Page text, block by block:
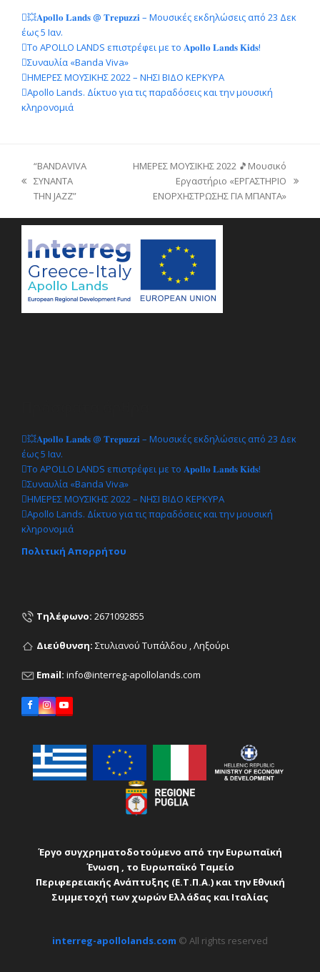
💥𝐀𝐩𝐨𝐥𝐥𝐨 𝐋𝐚𝐧𝐝𝐬 @ 𝐓𝐫𝐞𝐩𝐮𝐳𝐳𝐢 – Μουσικές εκδηλώσεις από 23 Δεκ
έως 5 Ιαν.
Το APOLLO LANDS επιστρέφει με το 𝐀𝐩𝐨𝐥𝐥𝐨 𝐋𝐚𝐧𝐝𝐬 𝐊𝐢𝐝𝐬!
Συναυλία «Banda Viva»
ΗΜΕΡΕΣ ΜΟΥΣΙΚΗΣ 2022 – ΝΗΣΙ ΒΙΔΟ ΚΕΡΚΥΡΑ
Apollo Lands. Δίκτυο για τις παραδόσεις και την μουσική
κληρονομιά
previous
post:
“BANDAVIVA
ΣΥΝΑΝΤΑ
ΤΗΝ JAZZ”
ΗΜΕΡΕΣ ΜΟΥΣΙΚΗΣ 2022 🎵Μουσικό
Εργαστήριο «ΕΡΓΑΣΤHΡΙΟ
ΕΝΟΡΧHΣΤΡΩΣΗΣ ΓΙΑ ΜΠAΝΤΑ»
💥𝐀𝐩𝐨𝐥𝐥𝐨 𝐋𝐚𝐧𝐝𝐬 @ 𝐓𝐫𝐞𝐩𝐮𝐳𝐳𝐢 – Μουσικές εκδηλώσεις από 23 Δεκ
έως 5 Ιαν.
Το APOLLO LANDS επιστρέφει με το 𝐀𝐩𝐨𝐥𝐥𝐨 𝐋𝐚𝐧𝐝𝐬 𝐊𝐢𝐝𝐬!
Συναυλία «Banda Viva»
ΗΜΕΡΕΣ ΜΟΥΣΙΚΗΣ 2022 – ΝΗΣΙ ΒΙΔΟ ΚΕΡΚΥΡΑ
Apollo Lands. Δίκτυο για τις παραδόσεις και την μουσική
κληρονομιά
Πολιτική Απορρήτου
Τηλέφωνο: 2671092855
Διεύθυνση: Στυλιανού Τυπάλδου , Ληξούρι
Email: info@interreg-apollolands.com
Facebook
Instagram
YouTube
Έργο συγχρηματοδοτούμενο από την Ευρωπαϊκή
Ένωση , το Ευρωπαϊκό Ταμείο
Περιφερειακής Ανάπτυξης (Ε.Τ.Π.Α.) και την Εθνική
Συµµετοχή των χωρών Ελλάδας και Ιταλίας
interreg-apollolands.com © All rights reserved